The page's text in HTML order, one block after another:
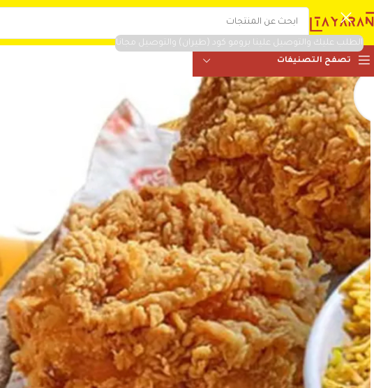
الطلب عليك والتوصيل علينا برومو كود (طيران) والتوصيل مجانا
تصفح التصنيفات